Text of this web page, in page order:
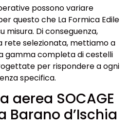
possono variare
questo che La Formica Edile
misura. Di conseguenza,
selezionata, mettiamo a
gamma completa di cestelli
per rispondere a ogni
specifica.
aerea SOCAGE
Barano d’Ischia